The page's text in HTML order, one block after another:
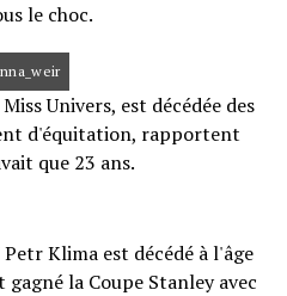
le choc.
Univers, est décédée des
d'équitation, rapportent
que 23 ans.
Klima est décédé à l'âge
la Coupe Stanley avec